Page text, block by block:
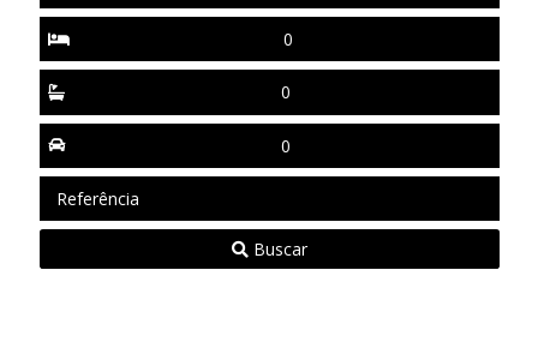
Quartos
Suítes
Vagas
Buscar